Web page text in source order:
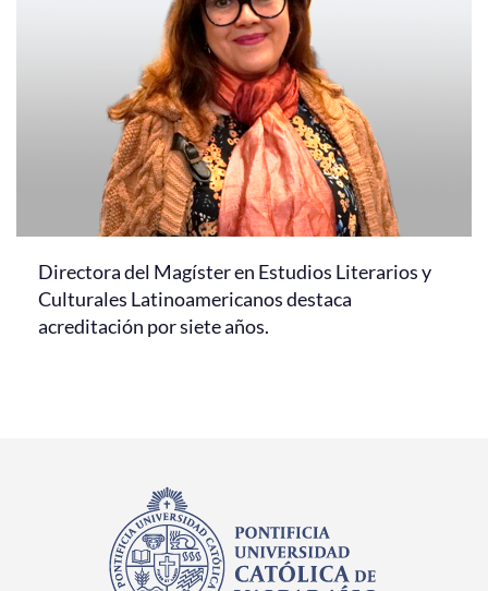
Directora del Magíster en Estudios Literarios y
Culturales Latinoamericanos destaca
acreditación por siete años.